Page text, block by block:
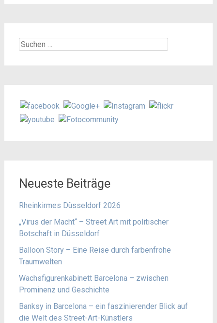
Suchen
Neueste Beiträge
Rheinkirmes Düsseldorf 2026
„Virus der Macht“ – Street Art mit politischer
Botschaft in Düsseldorf
Balloon Story – Eine Reise durch farbenfrohe
Traumwelten
Wachsfigurenkabinett Barcelona – zwischen
Prominenz und Geschichte
Banksy in Barcelona – ein faszinierender Blick auf
die Welt des Street-Art-Künstlers